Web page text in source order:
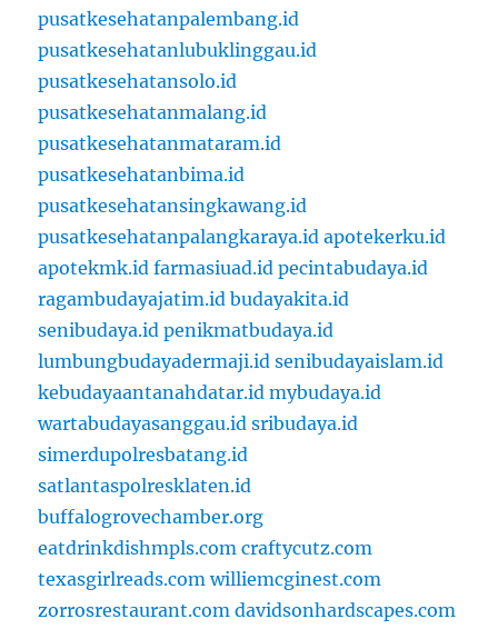
pusatkesehatanpalembang.id
pusatkesehatanlubuklinggau.id
pusatkesehatansolo.id
pusatkesehatanmalang.id
pusatkesehatanmataram.id
pusatkesehatanbima.id
pusatkesehatansingkawang.id
pusatkesehatanpalangkaraya.id apotekerku.id
apotekmk.id farmasiuad.id pecintabudaya.id
ragambudayajatim.id budayakita.id
senibudaya.id penikmatbudaya.id
lumbungbudayadermaji.id senibudayaislam.id
kebudayaantanahdatar.id mybudaya.id
wartabudayasanggau.id sribudaya.id
simerdupolresbatang.id
satlantaspolresklaten.id
buffalogrovechamber.org
eatdrinkdishmpls.com craftycutz.com
texasgirlreads.com williemcginest.com
zorrosrestaurant.com davidsonhardscapes.com